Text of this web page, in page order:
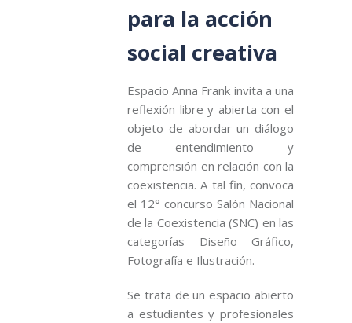
para la acción
social creativa
Espacio Anna Frank invita a una
reflexión libre y abierta con el
objeto de abordar un diálogo
de entendimiento y
comprensión en relación con la
coexistencia. A tal fin, convoca
el 12° concurso Salón Nacional
de la Coexistencia (SNC) en las
categorías Diseño Gráfico,
Fotografía e Ilustración.
Se trata de un espacio abierto
a estudiantes y profesionales